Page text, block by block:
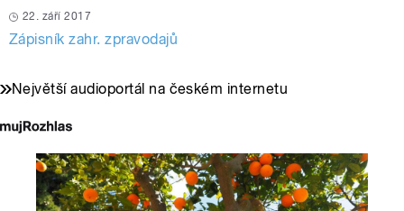
22. září 2017
Zápisník zahr. zpravodajů
Největší audioportál na českém internetu